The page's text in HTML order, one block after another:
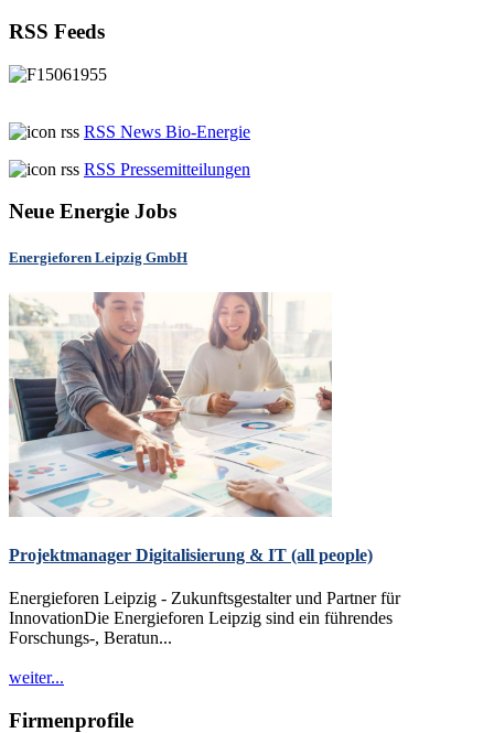
RSS Feeds
RSS News Bio-Energie
RSS Pressemitteilungen
Neue Energie Jobs
Energieforen Leipzig GmbH
Projektmanager Digitalisierung & IT (all people)
Energieforen Leipzig - Zukunftsgestalter und Partner für
InnovationDie Energieforen Leipzig sind ein führendes
Forschungs-, Beratun...
weiter...
Firmenprofile